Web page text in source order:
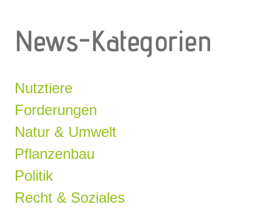
News-Kategorien
Nutztiere
Forderungen
Natur & Umwelt
Pflanzenbau
Politik
Recht & Soziales